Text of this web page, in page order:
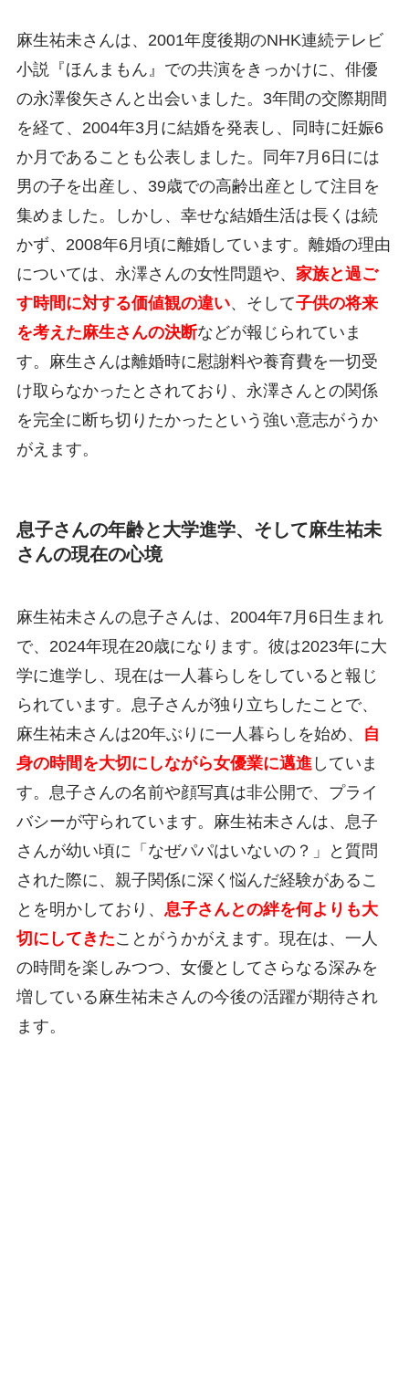
麻生祐未さんは、2001年度後期のNHK連続テレビ
小説『ほんまもん』での共演をきっかけに、俳優
の永澤俊矢さんと出会いました。3年間の交際期間
を経て、2004年3月に結婚を発表し、同時に妊娠6
か月であることも公表しました。同年7月6日には
男の子を出産し、39歳での高齢出産として注目を
集めました。しかし、幸せな結婚生活は長くは続
かず、2008年6月頃に離婚しています。離婚の理由
については、永澤さんの女性問題や、 家族と過ご
す時間に対する価値観の違い、そして子供の将来
を考えた麻生さんの決断などが報じられていま
す。麻生さんは離婚時に慰謝料や養育費を一切受
け取らなかったとされており、永澤さんとの関係
を完全に断ち切りたかったという強い意志がうか
がえます。
息子さんの年齢と大学進学、そして麻生祐未
さんの現在の心境
麻生祐未さんの息子さんは、2004年7月6日生まれ
で、2024年現在20歳になります。彼は2023年に大
学に進学し、現在は一人暮らしをしていると報じ
られています。息子さんが独り立ちしたことで、
麻生祐未さんは20年ぶりに一人暮らしを始め、
自
身の時間を大切にしながら女優業に邁進していま
す。息子さんの名前や顔写真は非公開で、プライ
バシーが守られています。麻生祐未さんは、息子
さんが幼い頃に「なぜパパはいないの？」と質問
された際に、親子関係に深く悩んだ経験があるこ
とを明かしており、 息子さんとの絆を何よりも大
切にしてきたことがうかがえます。現在は、一人
の時間を楽しみつつ、女優としてさらなる深みを
増している麻生祐未さんの今後の活躍が期待され
ます。